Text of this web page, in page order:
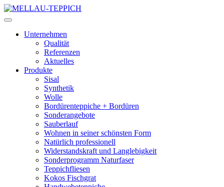
Unternehmen
Qualität
Referenzen
Aktuelles
Produkte
Sisal
Synthetik
Wolle
Bordürenteppiche + Bordüren
Sonderangebote
Sauberlauf
Wohnen in seiner schönsten Form
Natürlich professionell
Widerstandskraft und Langlebigkeit
Sonderprogramm Naturfaser
Teppichfliesen
Kokos Fischgrat